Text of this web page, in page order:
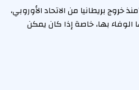
خروج بريطانيا من الاتحاد الأوروبي،
بها، خاصة إذا كان يمكن